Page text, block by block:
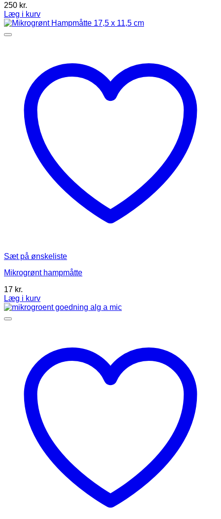
250 kr.
Læg i kurv
Sæt på ønskeliste
Mikrogrønt hampmåtte
17 kr.
Læg i kurv
Dette
vare
Mulighederne
varesiden